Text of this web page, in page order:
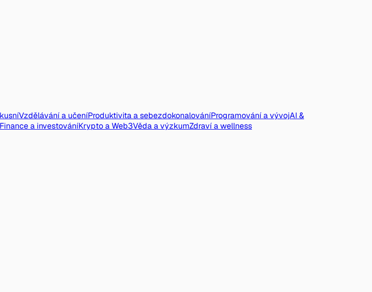
Vzdělávání a učeníProduktivita a sebezdokonalováníProgramování a vývojAI &
Finance a investováníKrypto a Web3Věda a výzkumZdraví a wellness